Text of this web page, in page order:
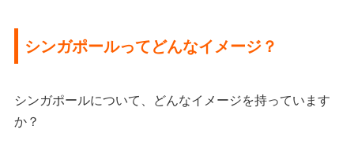
シンガポールってどんなイメージ？
シンガポールについて、どんなイメージを持っています
か？